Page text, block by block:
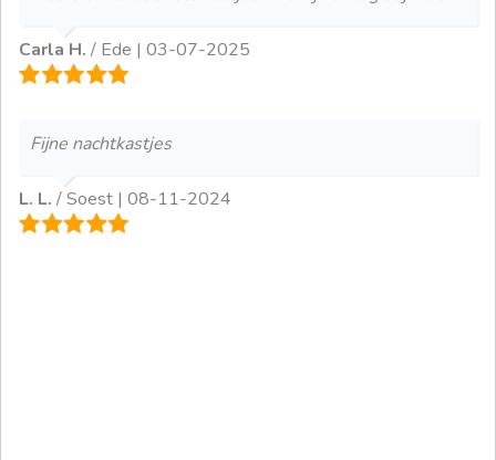
Carla H. / Ede | 03-07-2025
Fijne nachtkastjes
L. L. / Soest | 08-11-2024